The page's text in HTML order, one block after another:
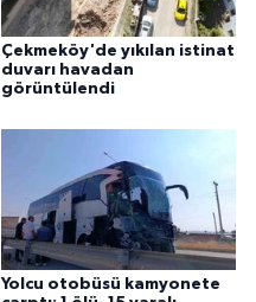
Çekmeköy'de yıkılan istinat
duvarı havadan
görüntülendi
Yolcu otobüsü kamyonete